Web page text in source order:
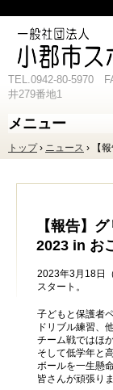
TEL.0942-80-5970
井279番地1
メニュー
ントップ › ニュース › 【
【報告】
2023 in お
2023年3月18日
スタート。
子どもと保護者
ドリブル練習、
チーム戦ではほ
そして低学年と
ボールを一生懸
皆さんが頑張りま